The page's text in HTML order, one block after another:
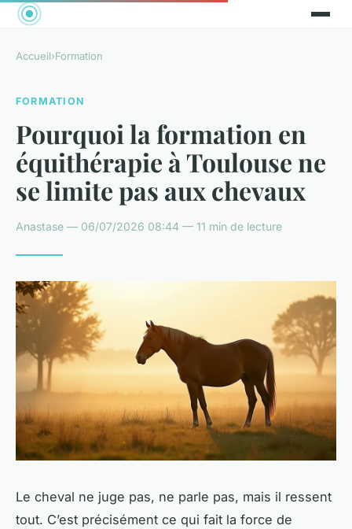
Accueil›Formation
FORMATION
Pourquoi la formation en
équithérapie à Toulouse ne
se limite pas aux chevaux
Anastase — 06/07/2026 08:44 — 11 min de lecture
Le cheval ne juge pas, ne parle pas, mais il ressent
tout. C’est précisément ce qui fait la force de